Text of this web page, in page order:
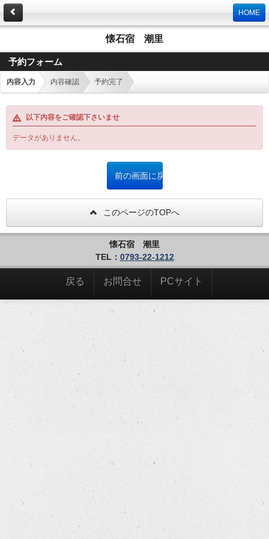
HOME
懐石宿 潮里
予約フォーム
内容入力 内容確認 予約完了
以下内容をご確認下さいませ
データがありません。
このページのTOPへ
懐石宿 潮里
TEL： 0793-22-1212
戻る お問合せ PCサイト